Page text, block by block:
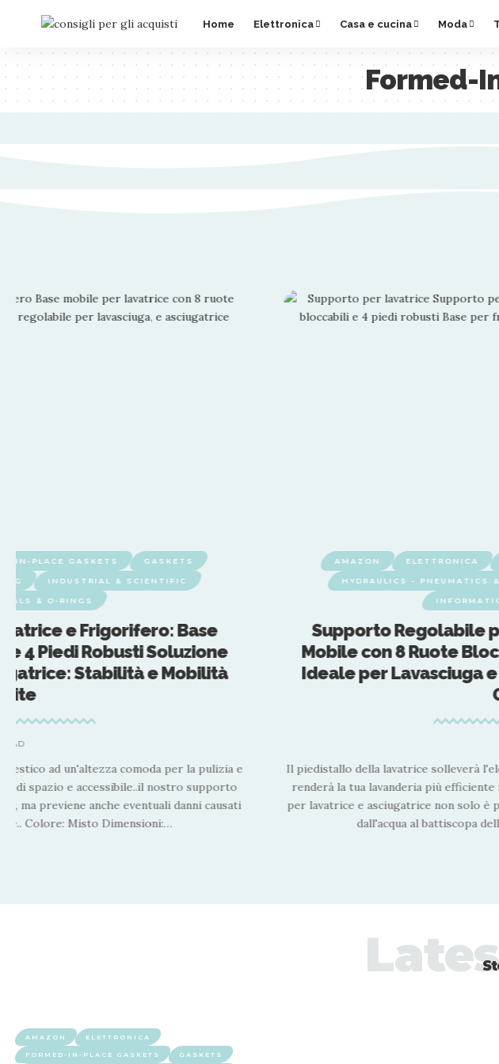
Home Elettronica Casa e cucina Moda
Formed-
IN-PLACE GASKETS GASKETS
INDUSTRIAL & SCIENTIFIC
& O-RINGS
e Frigorifero: Base
4 Piedi Robusti Soluzione
Stabilità e Mobilità
ad un'altezza comoda per la pulizia e
di spazio e accessibile..il nostro supporto
ma previene anche eventuali danni causati
Colore: Misto Dimensioni:…
AMAZON ELETTRONICA
HYDRAULICS - PNEUMATICS
Supporto Regolabile
Mobile con 8 Ruote
Ideale per Lavasciuga
Il piedistallo della lavatrice solleverà
renderà la tua lavanderia più
per lavatrice e asciugatrice non solo è
dall'acqua al battiscopa
AMAZON ELETTRONICA
FORMED-IN-PLACE GASKETS GASKETS